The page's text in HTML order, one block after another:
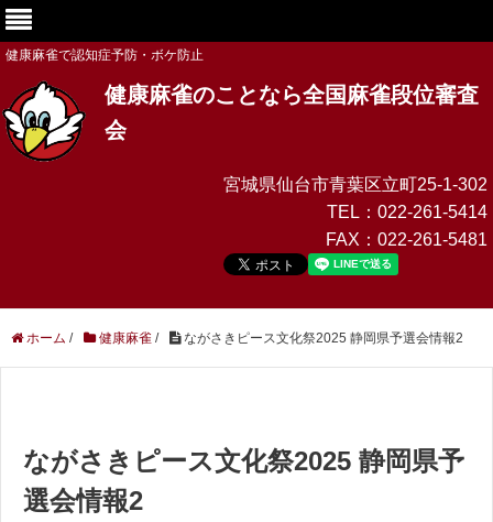
健康麻雀で認知症予防・ボケ防止
健康麻雀のことなら全国麻雀段位審査
会
宮城県仙台市青葉区立町25-1-302
TEL： 022-261-5414
FAX： 022-261-5481
ホーム / 健康麻雀 / ながさきピース文化祭2025 静岡県予選会情報2
ながさきピース文化祭2025 静岡県予
選会情報2